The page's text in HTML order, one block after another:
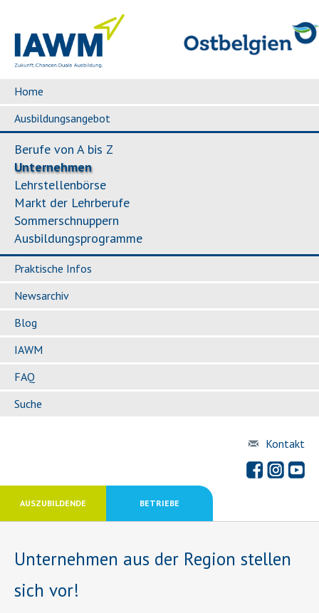
Home
Ausbildungsangebot
Berufe von A bis Z
Unternehmen
Lehrstellenbörse
Markt der Lehrberufe
Sommerschnuppern
Ausbildungsprogramme
Praktische Infos
Newsarchiv
Blog
IAWM
FAQ
Suche
Kontakt
AUSZUBILDENDE BETRIEBE
Unternehmen aus der Region stellen
sich vor!